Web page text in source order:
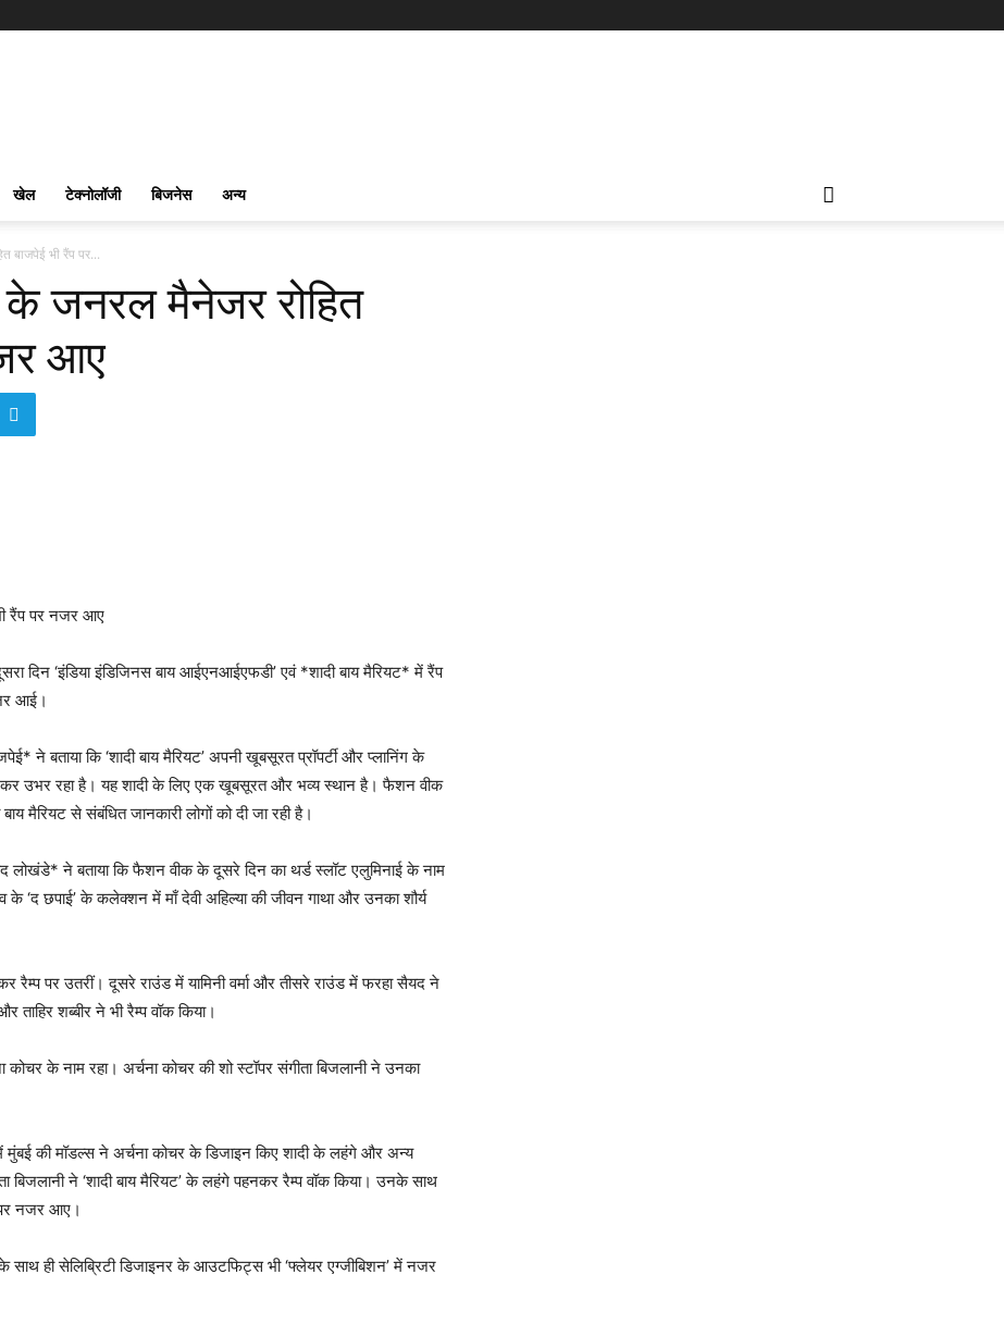
खेल टेक्नोलॉजी बिजनेस अन्य
बाजपेई भी रैंप पर...
जनरल मैनेजर रोहित
आए
रैंप पर नजर आए
दिन ‘इंडिया इंडिजिनस बाय आईएनआईएफडी’ एवं *शादी बाय मैरियट* में रैंप
आई।
बताया कि ‘शादी बाय मैरियट’ अपनी खूबसूरत प्रॉपर्टी और प्लानिंग के
उभर रहा है। यह शादी के लिए एक खूबसूरत और भव्य स्थान है। फैशन वीक
मैरियट से संबंधित जानकारी लोगों को दी जा रही है।
ने बताया कि फैशन वीक के दूसरे दिन का थर्ड स्लॉट एलुमिनाई के नाम
के ‘द छपाई’ के कलेक्शन में माँ देवी अहिल्या की जीवन गाथा और उनका शौर्य
पर उतरीं। दूसरे राउंड में यामिनी वर्मा और तीसरे राउंड में फरहा सैयद ने
शब्बीर ने भी रैम्प वॉक किया।
के नाम रहा। अर्चना कोचर की शो स्टॉपर संगीता बिजलानी ने उनका
की मॉडल्स ने अर्चना कोचर के डिजाइन किए शादी के लहंगे और अन्य
ने ‘शादी बाय मैरियट’ के लहंगे पहनकर रैम्प वॉक किया। उनके साथ
नजर आए।
ही सेलिब्रिटी डिजाइनर के आउटफिट्स भी ‘फ्लेयर एग्जीबिशन’ में नजर